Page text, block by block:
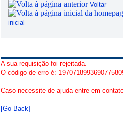
Voltar
inicial
A sua requisição foi rejeitada.
O código de erro é:
Caso necessite de ajuda entre em
[Go Back]